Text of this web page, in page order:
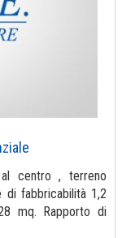
centro , terreno
di fabbricabilità 1,2
mq. Rapporto di